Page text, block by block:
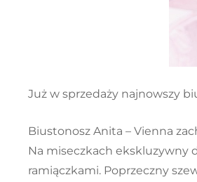
Już w sprzedaży najnowszy
Biustonosz Anita – Vienna
Na miseczkach ekskluzywny
ramiączkami. Poprzeczny